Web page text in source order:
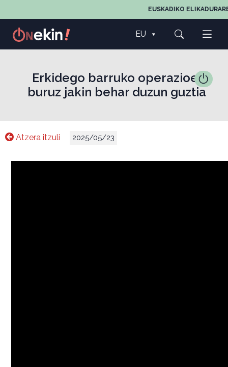
EUSKADIKO
EU
Erkidego barruko operazioei
buruz jakin behar duzun guztia
Atzera itzuli 2025/05/23